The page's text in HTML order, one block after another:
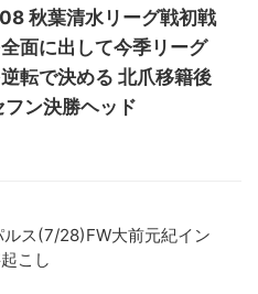
秋葉清水リーグ戦初戦
面に出して今季リーグ
転で決める 北爪移籍後
ン決勝ヘッド
ス(7/28)FW大前元紀イン
こし